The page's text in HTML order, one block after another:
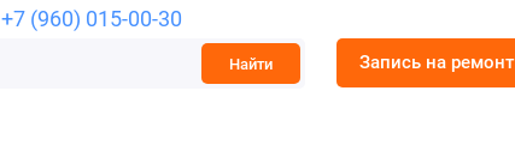
+7 (960) 015-00-30
Найти Запись на ремонт